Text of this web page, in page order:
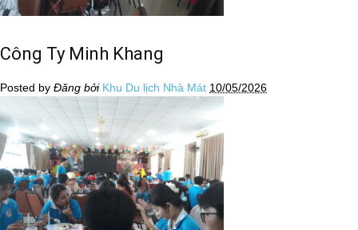
Công Ty Minh Khang
Posted by Đăng bởi Khu Du lịch Nhà Mát 10/05/2026